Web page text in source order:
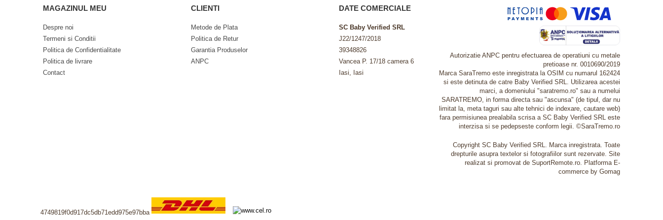
MAGAZINUL MEU
Despre noi
Termeni si Conditii
Politica de Confidentialitate
Politica de livrare
Contact
CLIENTI
Metode de Plata
Politica de Retur
Garantia Produselor
ANPC
DATE COMERCIALE
SC Baby Verified SRL
J22/1247/2018
39348826
Vancea P. 17/18 camera 6
Iasi, Iasi
Autorizatie ANPC pentru efectuarea de operatiuni cu metale
pretioase nr. 0010690/2019
Marca SaraTremo este inregistrata la OSIM cu numarul 162424
si este detinuta de catre Baby Verified SRL. Utilizarea acestei
marci, a domeniului "saratremo.ro" sau a numelui
SARATREMO, in forma directa sau "ascunsa" (de tipul, dar nu
limitat la, meta taguri sau alte tehnici de indexare, cautare web)
fara permisiunea prealabila scrisa a SC Baby Verified SRL este
interzisa si se pedepseste conform legii. ©SaraTremo.ro
Copyright SC Baby Verified SRL. Marca inregistrata. Toate
drepturile asupra textelor si fotografiilor sunt rezervate. Site
realizat si promovat de SuportRemote.ro. Platforma E-
commerce by Gomag
4749819f0d917dc5db71edd975e97bba